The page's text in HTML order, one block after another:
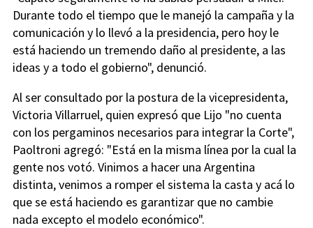
Durante todo el tiempo que le manejó la campaña y la
comunicación y lo llevó a la presidencia, pero hoy le
está haciendo un tremendo daño al presidente, a las
ideas y a todo el gobierno", denunció.
Al ser consultado por la postura de la vicepresidenta,
Victoria Villarruel, quien expresó que Lijo "no cuenta
con los pergaminos necesarios para integrar la Corte",
Paoltroni agregó: "Está en la misma línea por la cual la
gente nos votó. Vinimos a hacer una Argentina
distinta, venimos a romper el sistema la casta y acá lo
que se está haciendo es garantizar que no cambie
nada excepto el modelo económico".